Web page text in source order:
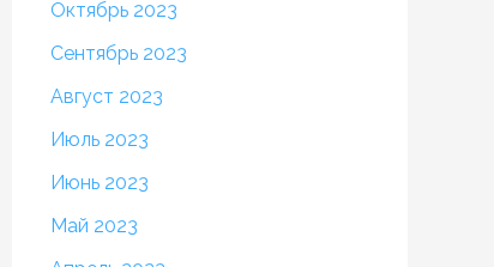
Октябрь 2023
Сентябрь 2023
Август 2023
Июль 2023
Июнь 2023
Май 2023